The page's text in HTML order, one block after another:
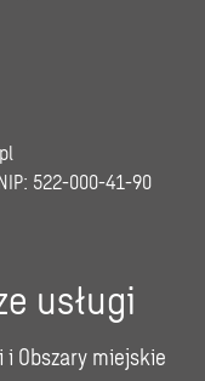
522-000-41-90
usługi
i Obszary miejskie